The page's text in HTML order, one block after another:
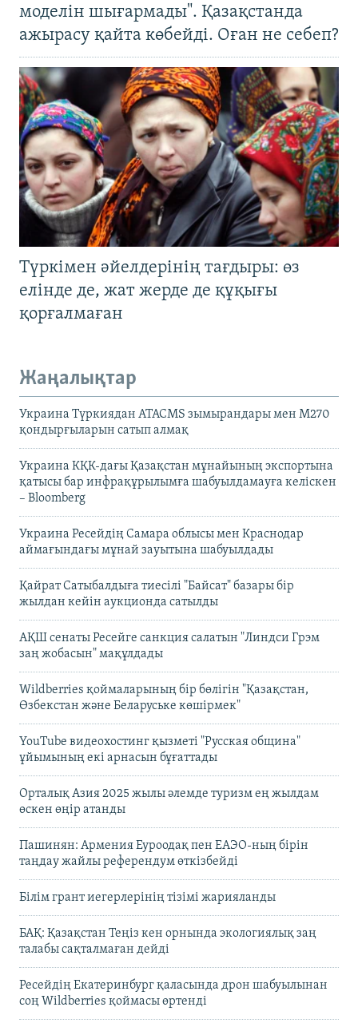
моделін шығармады". Қазақстанда
ажырасу қайта көбейді. Оған не себеп?
Түркімен әйелдерінің тағдыры: өз
елінде де, жат жерде де құқығы
қорғалмаған
Жаңалықтар
Украина Түркиядан ATACMS зымырандары мен M270
қондырғыларын сатып алмақ
Украина КҚК-дағы Қазақстан мұнайының экспортына
қатысы бар инфрақұрылымға шабуылдамауға келіскен
– Bloomberg
Украина Ресейдің Самара облысы мен Краснодар
аймағындағы мұнай зауытына шабуылдады
Қайрат Сатыбалдыға тиесілі "Байсат" базары бір
жылдан кейін аукционда сатылды
АҚШ сенаты Ресейге санкция салатын "Линдси Грэм
заң жобасын" мақұлдады
Wildberries қоймаларының бір бөлігін "Қазақстан,
Өзбекстан және Беларуське көшірмек"
YouTube видеохостинг қызметі "Русская община"
ұйымының екі арнасын бұғаттады
Орталық Азия 2025 жылы әлемде туризм ең жылдам
өскен өңір атанды
Пашинян: Армения Еуроодақ пен ЕАЭО-ның бірін
таңдау жайлы референдум өткізбейді
Білім грант иегерлерінің тізімі жарияланды
БАҚ: Қазақстан Теңіз кен орнында экологиялық заң
талабы сақталмаған дейді
Ресейдің Екатеринбург қаласында дрон шабуылынан
соң Wildberries қоймасы өртенді